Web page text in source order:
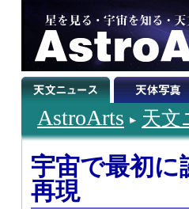
AstroArts 天文
宇宙で最初
再現